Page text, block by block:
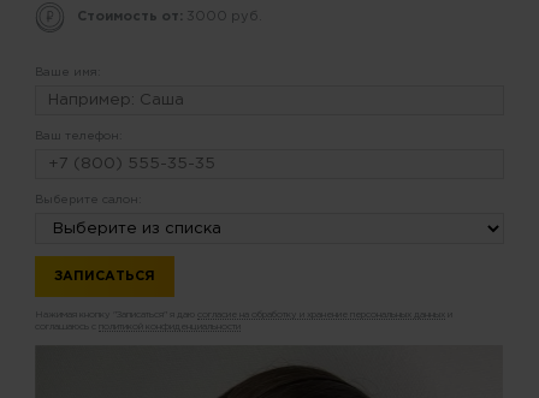
Стоимость от: 3000 руб.
Ваше имя:
Ваш телефон:
Выберите салон:
Нажимая кнопку "Записаться" я даю согласие на обработку и хранение персональных данных
политикой конфиденциальности